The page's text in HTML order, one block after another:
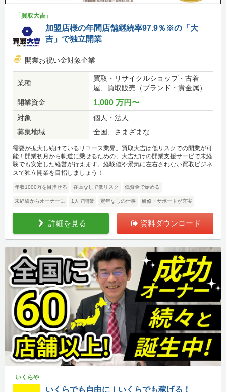
「買取大吉」
加盟店様の年間店舗継続率97.9％※の「大
吉」で独立開業
開業お祝い金対象企業
業種
買取・リサイクルショップ・古着
屋、買取販売（ブランド・貴金属）
開業資金
1,000 万円〜
対象
個人・法人
募集地域
全国、さまざまな...
需要が拡大し続けているリユース業界。買取大吉は低リスクでの開業が可
能！開業初月から軌道に乗せるための、大吉だけの開業支援サービで未経
験でも安定した経営が行えます。経験値や景気に左右されない買取ビジネ
スで独立開業を目指しましょう！
年収1000万を目指せる 在庫なしで低リスク 低資金で始める
未経験からオーナーに 1人で開業 定年なしの仕事 研修・サポートが充実
詳細を見る 資料ダウンロード
いくらや
いくらでも自由に！いくらでも稼げる！